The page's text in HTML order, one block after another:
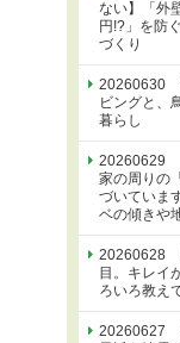
ない】「外
円!?」を防
づくり
20260630
ビングと、
暮らし
20260629
家の周りの
づいていま
ベの傾きや
20260628
目。キレイ
ろいろ教え
20260627